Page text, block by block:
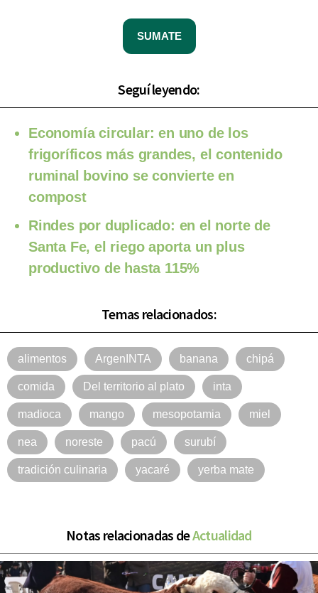
SUMATE
Seguí leyendo:
Economía circular: en uno de los
frigoríficos más grandes, el contenido
ruminal bovino se convierte en
compost
Rindes por duplicado: en el norte de
Santa Fe, el riego aporta un plus
productivo de hasta 115%
Temas relacionados:
alimentos ArgenINTA banana chipá
comida Del territorio al plato inta
madioca mango mesopotamia miel
nea noreste pacú surubí
tradición culinaria yacaré yerba mate
Notas relacionadas deActualidad